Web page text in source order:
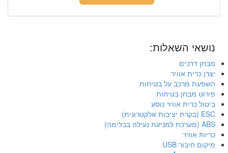
נושאי השאלות:
מבחן דרכים
יצרן כרית אוויר
השפעת מרכב על בטיחות
פירוט מבחן בטיחות
ביטול כרית אוויר נוסע
ESC (בקרת יציבות אלקטרונית)
ABS (מערכת למניעת נעילה בבלימה)
כריות אוויר
מיקום חיבור USB